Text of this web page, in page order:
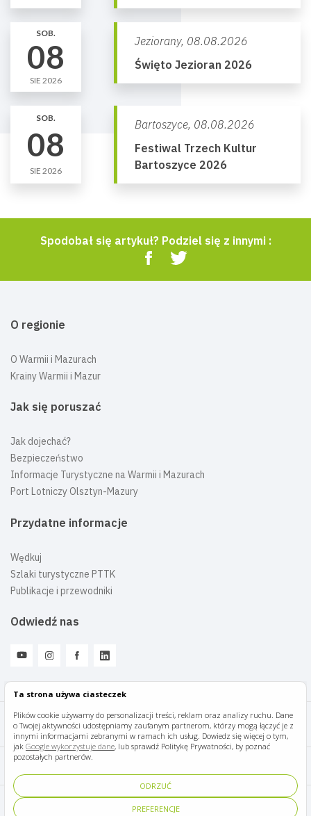
Ta strona używa ciasteczek
Plików cookie używamy do personalizacji treści, reklam oraz analizy ruchu. Dane
o Twojej aktywności udostępniamy zaufanym partnerom, którzy mogą łączyć je z
innymi informacjami zebranymi w ramach ich usług. Dowiedz się więcej o tym,
jak Google wykorzystuje dane, lub sprawdź Politykę Prywatności, by poznać
pozostałych partnerów.
ODRZUĆ
PREFERENCJE
SOB.
08
SIE 2026
Jeziorany, 08.08.2026
Święto Jezioran 2026
SOB.
08
SIE 2026
Bartoszyce, 08.08.2026
Festiwal Trzech Kultur
Bartoszyce 2026
Spodobał się artykuł? Podziel się z innymi :
O regionie
O Warmii i Mazurach
Krainy Warmii i Mazur
Jak się poruszać
Jak dojechać?
Bezpieczeństwo
Informacje Turystyczne na Warmii i Mazurach
Port Lotniczy Olsztyn-Mazury
Przydatne informacje
Wędkuj
Szlaki turystyczne PTTK
Publikacje i przewodniki
Odwiedź nas
Mazury Travel © 2026
Polityka prywatności